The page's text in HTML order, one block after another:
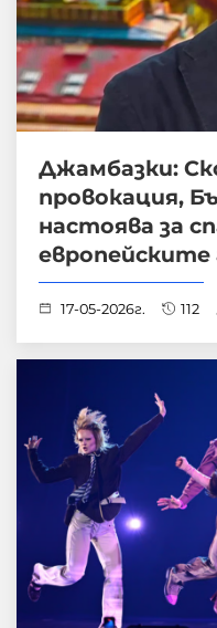
Джамбазки:
провокация,
настоява за
17-05-2026г. 112